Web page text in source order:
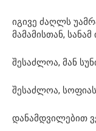
იგივე ძაღლს
მამამისთან,
შესაძლოა, მან
შესაძლოა,
დანამდვილებით